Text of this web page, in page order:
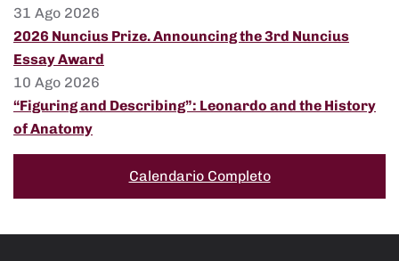
31 Ago 2026
2026 Nuncius Prize. Announcing the 3rd Nuncius
Essay Award
10 Ago 2026
“Figuring and Describing”: Leonardo and the History
of Anatomy
Calendario Completo